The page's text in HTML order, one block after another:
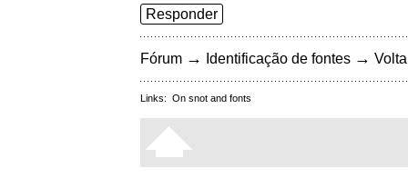
Responder
Fórum → Identificação de fontes →
Links: On snot and fonts